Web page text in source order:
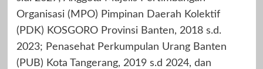
Organisasi (MPO) Pimpinan Daerah Kolektif
(PDK) KOSGORO Provinsi Banten, 2018 s.d.
2023; Penasehat Perkumpulan Urang Banten
(PUB) Kota Tangerang, 2019 s.d 2024, dan